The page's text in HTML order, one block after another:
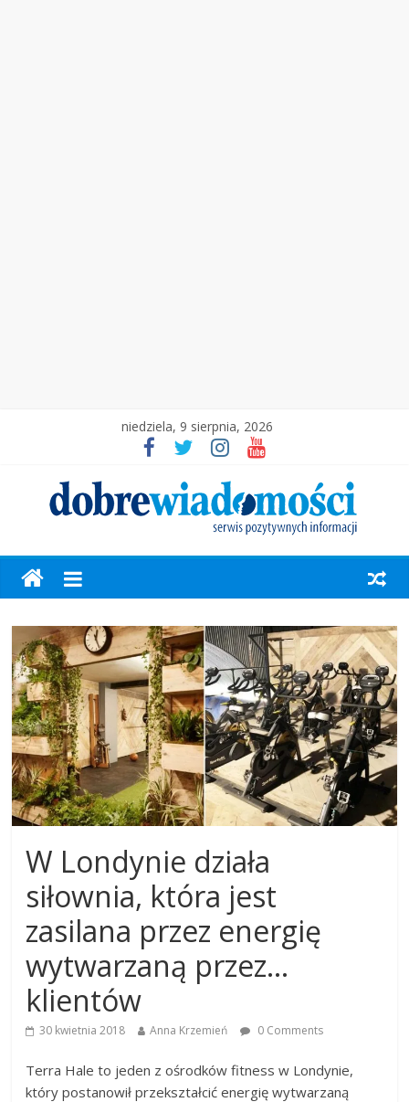
niedziela, 9 sierpnia, 2026
W Londynie działa
siłownia, która jest
zasilana przez energię
wytwarzaną przez…
klientów
30 kwietnia 2018 Anna Krzemień 0 Comments
Terra Hale to jeden z ośrodków fitness w Londynie,
który postanowił przekształcić energię wytwarzaną